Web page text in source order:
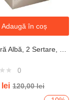
Adaugă în coș
0
lei 120,00lei